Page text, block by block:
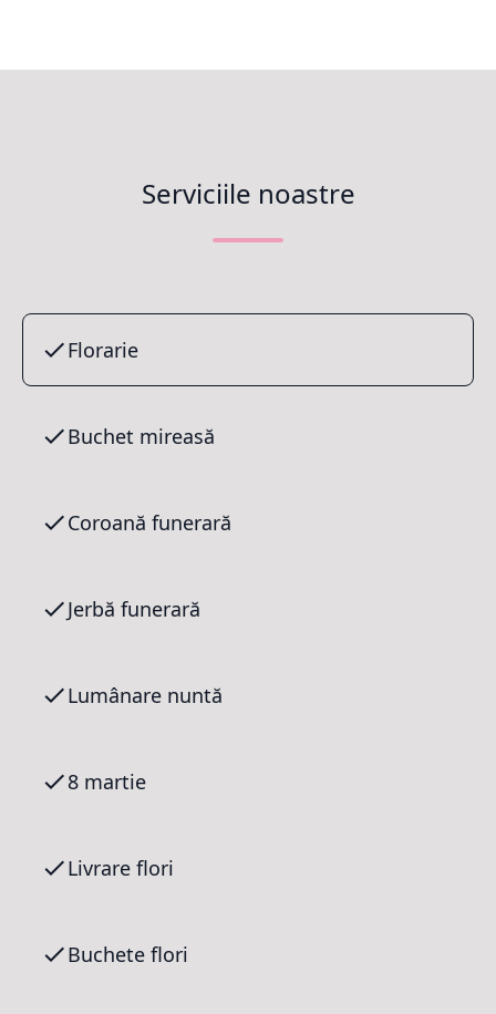
Serviciile noastre
Florarie
Buchet mireasă
Coroană funerară
Jerbă funerară
Lumânare nuntă
8 martie
Livrare flori
Buchete flori